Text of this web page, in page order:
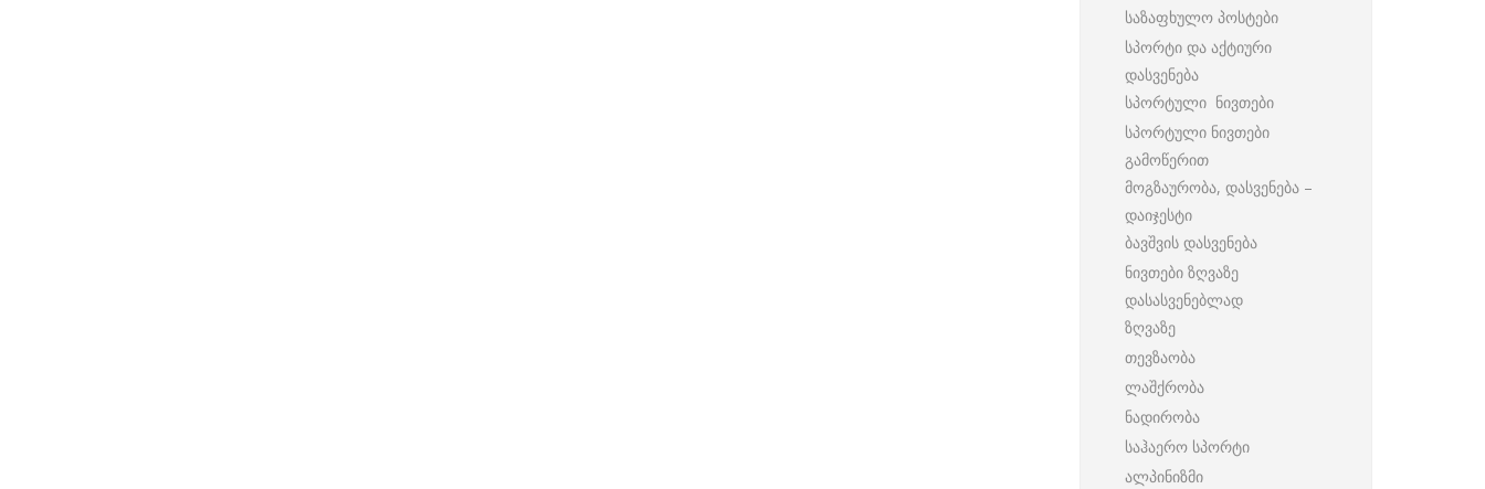
საზაფხულო პოსტები
სპორტი და აქტიური
დასვენება
სპორტული ნივთები
სპორტული ნივთები
გამოწერით
მოგზაურობა, დასვენება –
დაიჯესტი
ბავშვის დასვენება
ნივთები ზღვაზე
დასასვენებლად
ზღვაზე
თევზაობა
ლაშქრობა
ნადირობა
საჰაერო სპორტი
ალპინიზმი